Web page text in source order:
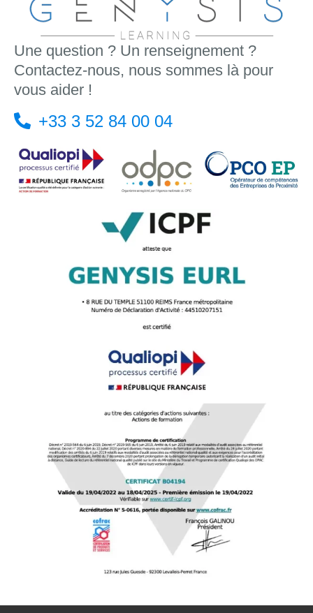
Une question ? Un renseignement ?
Contactez-nous, nous sommes là pour
vous aider !
+33 3 52 84 00 04